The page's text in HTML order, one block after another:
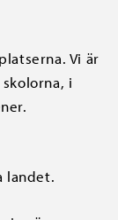
Vi är
i
landet.